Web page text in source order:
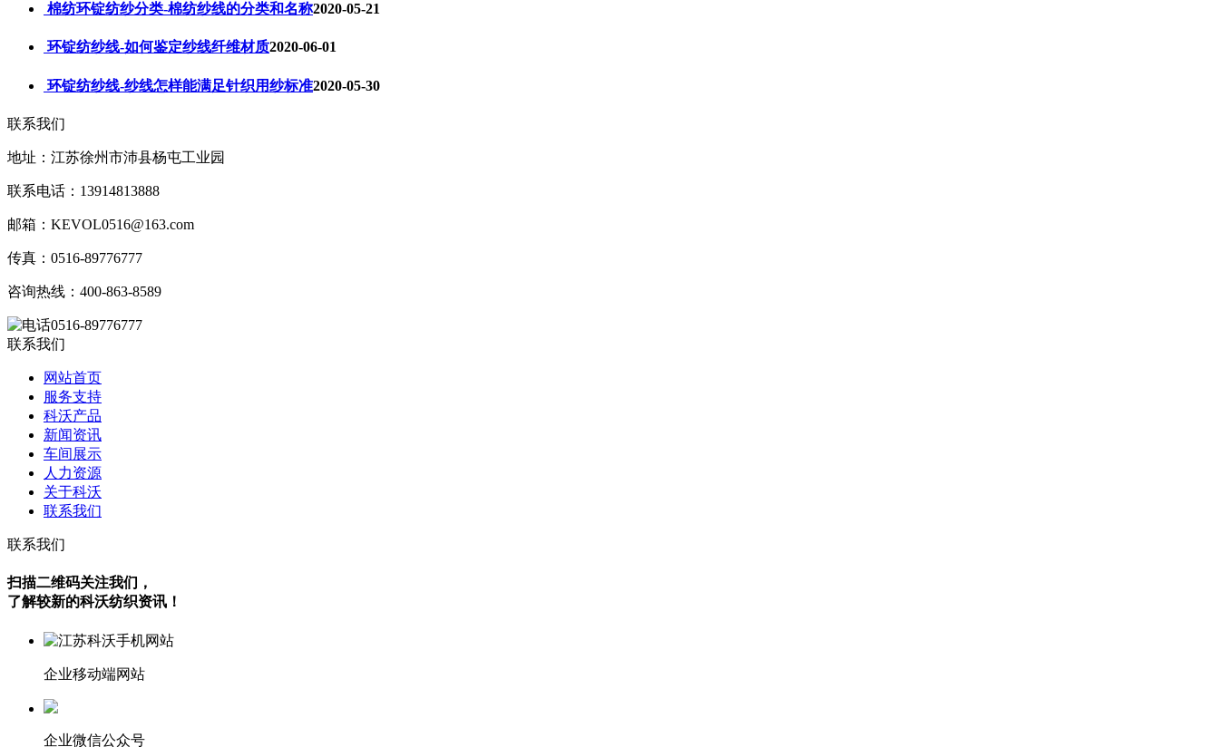
棉纺环锭纺纱分类-棉纺纱线的分类和名称2020-05-21
环锭纺纱线-如何鉴定纱线纤维材质2020-06-01
环锭纺纱线-纱线怎样能满足针织用纱标准2020-05-30
联系我们
地址：江苏徐州市沛县杨屯工业园
联系电话：13914813888
邮箱：KEVOL0516@163.com
传真：0516-89776777
咨询热线：400-863-8589
0516-89776777
联系我们
网站首页
服务支持
科沃产品
新闻资讯
车间展示
人力资源
关于科沃
联系我们
联系我们
扫描二维码关注我们，
了解较新的科沃纺织资讯！
企业移动端网站
企业微信公众号